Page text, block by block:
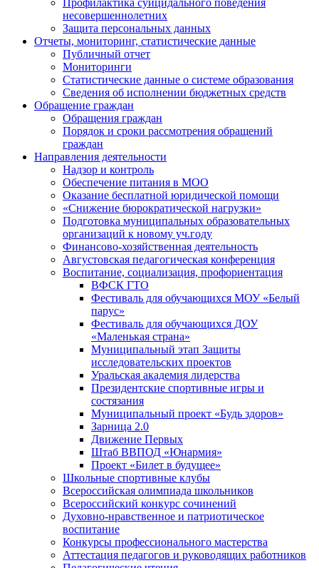
Профилактика суицидального поведения
несовершеннолетних
Защита персональных данных
Отчеты, мониторинг, статистические данные
Публичный отчет
Мониторинги
Статистические данные о системе образования
Сведения об исполнении бюджетных средств
Обращение граждан
Обращения граждан
Порядок и сроки рассмотрения обращений
граждан
Направления деятельности
Надзор и контроль
Обеспечение питания в МОО
Оказание бесплатной юридической помощи
«Снижение бюрократической нагрузки»
Подготовка муниципальных образовательных
организаций к новому уч.году
Финансово-хозяйственная деятельность
Августовская педагогическая конференция
Воспитание, социализация, профориентация
ВФСК ГТО
Фестиваль для обучающихся МОУ «Белый
парус»
Фестиваль для обучающихся ДОУ
«Маленькая страна»
Муниципальный этап Защиты
исследовательских проектов
Уральская академия лидерства
Президентские спортивные игры и
состязания
Муниципальный проект «Будь здоров»
Зарница 2.0
Движение Первых
Штаб ВВПОД «Юнармия»
Проект «Билет в будущее»
Школьные спортивные клубы
Всероссийская олимпиада школьников
Всероссийский конкурс сочинений
Духовно-нравственное и патриотическое
воспитание
Конкурсы профессионального мастерства
Аттестация педагогов и руководящих работников